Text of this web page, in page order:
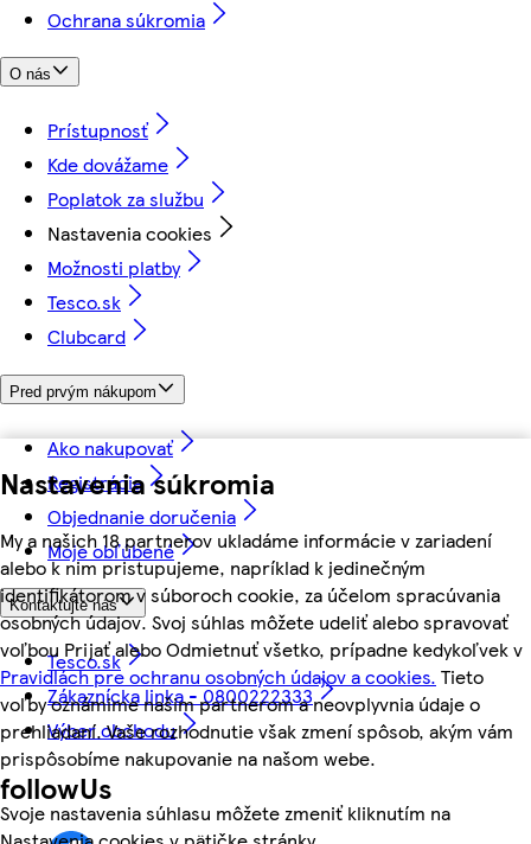
Nastavenia súkromia
My a našich 18 partnerov ukladáme informácie v zariadení
alebo k nim pristupujeme, napríklad k jedinečným
identifikátorom v súboroch cookie, za účelom spracúvania
osobných údajov. Svoj súhlas môžete udeliť alebo spravovať
voľbou Prijať alebo Odmietnuť všetko, prípadne kedykoľvek v
Pravidlách pre ochranu osobných údajov a cookies. Tieto
voľby oznámime našim partnerom a neovplyvnia údaje o
prehliadaní. Vaše rozhodnutie však zmení spôsob, akým vám
prispôsobíme nakupovanie na našom webe.
Svoje nastavenia súhlasu môžete zmeniť kliknutím na
Ochrana súkromia
O nás
Prístupnosť
Kde dovážame
Poplatok za službu
Nastavenia cookies
Možnosti platby
Tesco.sk
Clubcard
Pred prvým nákupom
Ako nakupovať
Registrácia
Objednanie doručenia
Moje obľúbené
Kontaktujte nás
Tesco.sk
Zákaznícka linka - 0800222333
Výber obchodu
followUs